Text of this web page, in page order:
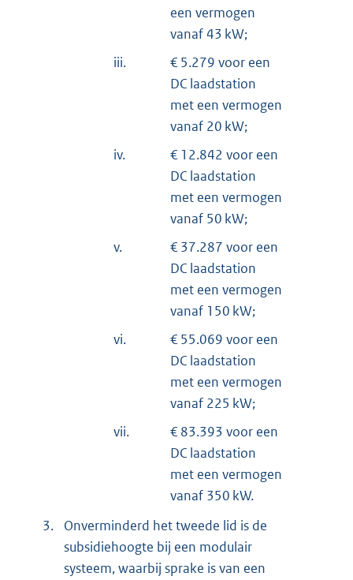
een vermogen
vanaf 43 kW;
iii.
€ 5.279 voor een
DC laadstation
met een vermogen
vanaf 20 kW;
iv.
€ 12.842 voor een
DC laadstation
met een vermogen
vanaf 50 kW;
v.
€ 37.287 voor een
DC laadstation
met een vermogen
vanaf 150 kW;
vi.
€ 55.069 voor een
DC laadstation
met een vermogen
vanaf 225 kW;
vii.
€ 83.393 voor een
DC laadstation
met een vermogen
vanaf 350 kW.
3.
Onverminderd het tweede lid is de
subsidiehoogte bij een modulair
systeem, waarbij sprake is van een